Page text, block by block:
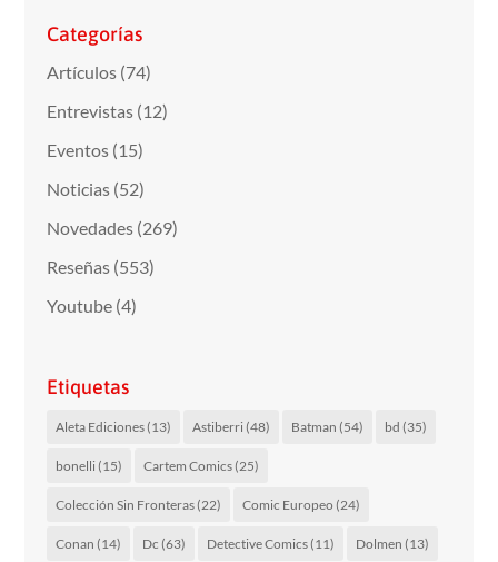
Categorías
Artículos (74)
Entrevistas (12)
Eventos (15)
Noticias (52)
Novedades (269)
Reseñas (553)
Youtube (4)
Etiquetas
Aleta Ediciones(13) Astiberri(48) Batman (54) bd (35)
bonelli(15) Cartem Comics(25)
Colección Sin Fronteras(22) Comic Europeo (24)
Conan (14) Dc (63) Detective Comics(11) Dolmen (13)